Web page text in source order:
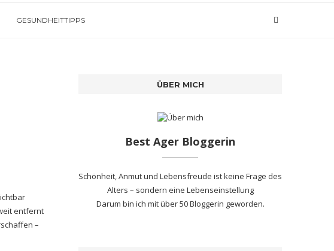
GESUNDHEITTIPPS
entfernt
–
ÜBER MICH
Best Ager Bloggerin
Schönheit, Anmut und Lebensfreude ist keine Frage des
Alters – sondern eine Lebenseinstellung
Darum bin ich mitüber 50 Bloggerin geworden.